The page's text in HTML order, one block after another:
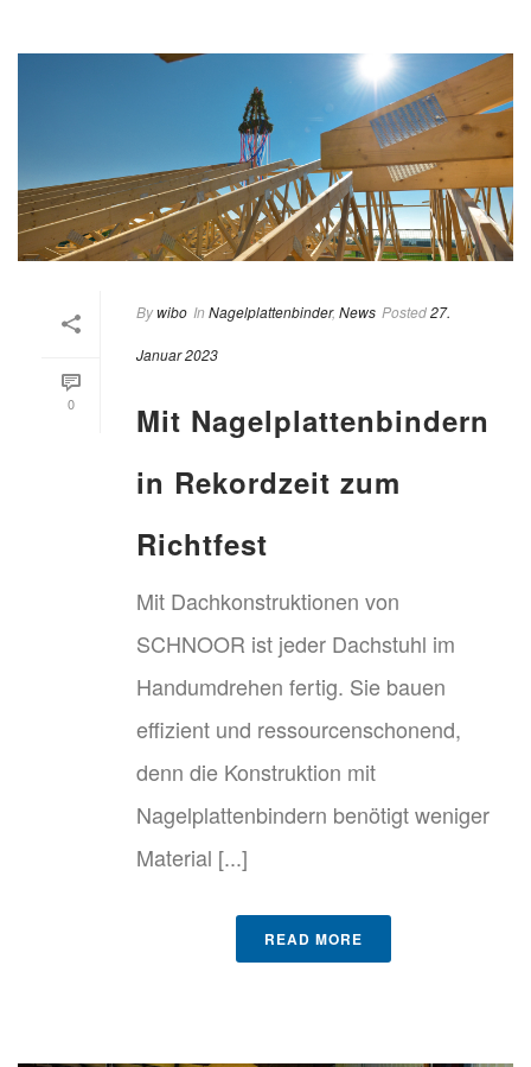
0
Bywibo In Nagelplattenbinder, News Posted27.
Januar 2023
Mit Nagelplattenbindern
in Rekordzeit zum
Richtfest
Mit Dachkonstruktionen von
SCHNOOR ist jeder Dachstuhl im
Handumdrehen fertig. Sie bauen
effizient und ressourcenschonend,
denn die Konstruktion mit
Nagelplattenbindern benötigt weniger
Material [...]
READ MORE